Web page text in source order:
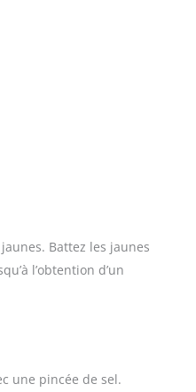
Battez les jaunes
l’obtention d’un
une pincée de sel.